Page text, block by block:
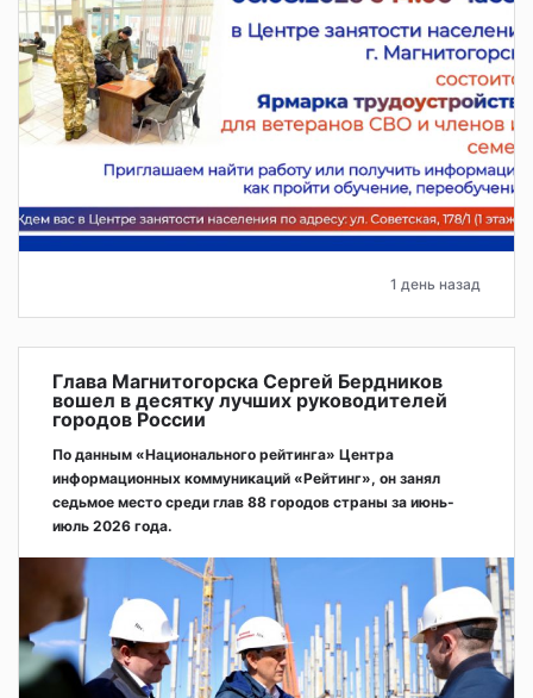
1 день назад
Глава Магнитогорска Сергей Бердников
вошел в десятку лучших руководителей
городов России
По данным «Национального рейтинга» Центра
информационных коммуникаций «Рейтинг», он занял
седьмое место среди глав 88 городов страны за июнь-
июль 2026 года.